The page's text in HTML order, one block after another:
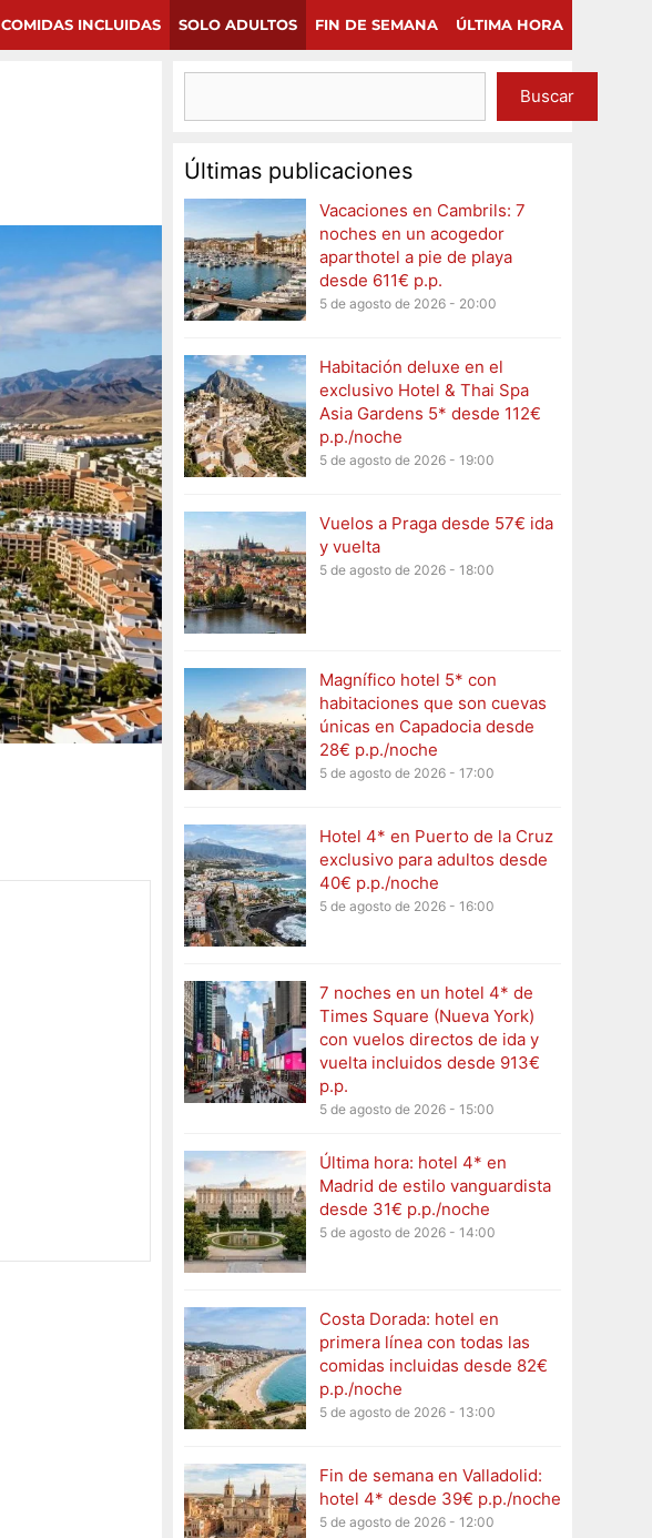
COMIDAS INCLUIDAS SOLO ADULTOS FIN DE SEMANA ÚLTIMA HORA
Buscar
Últimas publicaciones
Vacaciones en Cambrils: 7
noches en un acogedor
aparthotel a pie de playa
desde 611€ p.p.
5 de agosto de 2026 - 20:00
Habitación deluxe en el
exclusivo Hotel & Thai Spa
Asia Gardens 5* desde 112€
p.p./noche
5 de agosto de 2026 - 19:00
Vuelos a Praga desde 57€ ida
y vuelta
5 de agosto de 2026 - 18:00
Magnífico hotel 5* con
habitaciones que son cuevas
únicas en Capadocia desde
28€ p.p./noche
5 de agosto de 2026 - 17:00
Hotel 4* en Puerto de la Cruz
exclusivo para adultos desde
40€ p.p./noche
5 de agosto de 2026 - 16:00
7 noches en un hotel 4* de
Times Square (Nueva York)
con vuelos directos de ida y
vuelta incluidos desde 913€
p.p.
5 de agosto de 2026 - 15:00
Última hora: hotel 4* en
Madrid de estilo vanguardista
desde 31€ p.p./noche
5 de agosto de 2026 - 14:00
Costa Dorada: hotel en
primera línea con todas las
comidas incluidas desde 82€
p.p./noche
5 de agosto de 2026 - 13:00
Fin de semana en Valladolid:
hotel 4* desde 39€ p.p./noche
5 de agosto de 2026 - 12:00
Continuar ×